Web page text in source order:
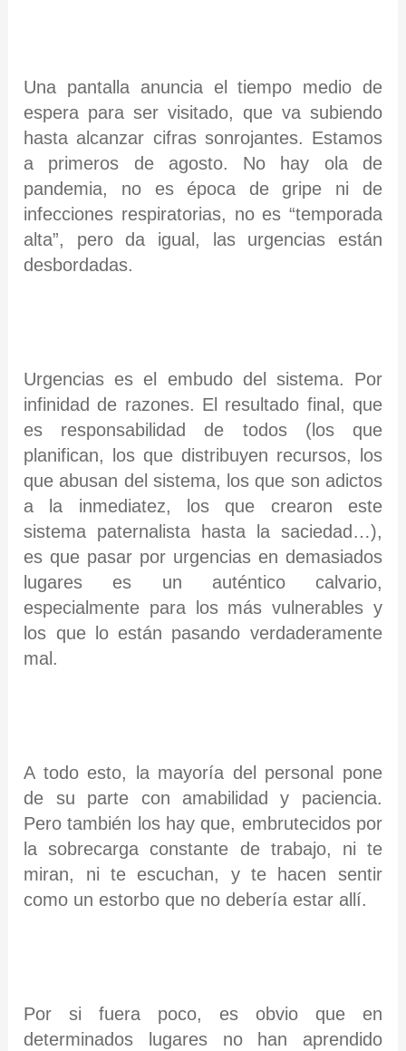
Una pantalla anuncia el tiempo medio de
espera para ser visitado, que va subiendo
hasta alcanzar cifras sonrojantes. Estamos
a primeros de agosto. No hay ola de
pandemia, no es época de gripe ni de
infecciones respiratorias, no es “temporada
alta”, pero da igual, las urgencias están
desbordadas.
Urgencias es el embudo del sistema. Por
infinidad de razones. El resultado final, que
es responsabilidad de todos (los que
planifican, los que distribuyen recursos, los
que abusan del sistema, los que son adictos
a la inmediatez, los que crearon este
sistema paternalista hasta la saciedad…),
es que pasar por urgencias en demasiados
lugares es un auténtico calvario,
especialmente para los más vulnerables y
los que lo están pasando verdaderamente
mal.
A todo esto, la mayoría del personal pone
de su parte con amabilidad y paciencia.
Pero también los hay que, embrutecidos por
la sobrecarga constante de trabajo, ni te
miran, ni te escuchan, y te hacen sentir
como un estorbo que no debería estar allí.
Por si fuera poco, es obvio que en
determinados lugares no han aprendido